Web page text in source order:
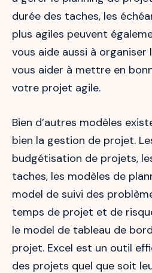
durée des taches, les
plus agiles peuvent
vous aide aussi à organiser
vous aider à mettre en
votre projet agile.
Bien d’autres modèles
bien la gestion de projet.
budgétisation de projets,
taches, les modèles de
model de suivi des
temps de projet et de
le model de tableau de
projet. Excel est un outil
des projets quel que soit